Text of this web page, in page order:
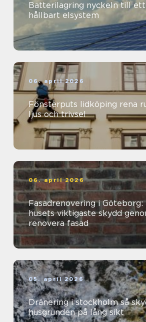
Batterilagring nyckeln till ett stabilt och
hållbart elsystem
06. april 2026
Fönsterputs lidköping rena rutor för mer
ljus och trivsel
06. april 2026
Fasadrenovering i Göteborg:
husets viktigaste skydd
renovera fasad
05. april 2026
Dränering i stockholm så skyddas
husgrunden på lång sikt